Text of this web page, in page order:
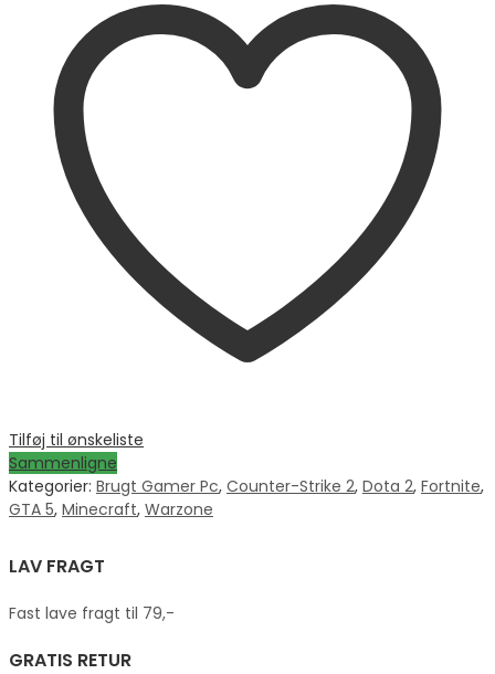
Tilføj til ønskeliste
Sammenligne
Kategorier: Brugt Gamer Pc, Counter-Strike 2, Dota 2, Fortnite,
GTA 5, Minecraft, Warzone
LAV FRAGT
Fast lave fragt til 79,-
GRATIS RETUR